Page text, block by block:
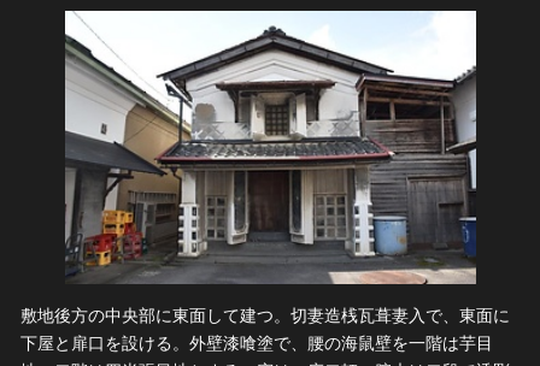
敷地後方の中央部に東面して建つ。切妻造桟瓦葺妻入で、東面に
下屋と扉口を設ける。外壁漆喰塗で、腰の海鼠壁を一階は芋目